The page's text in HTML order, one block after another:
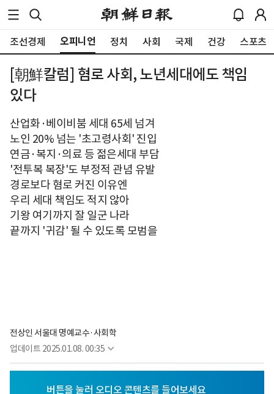
조선경제 오피니언 정치 사회 국제 건강 스포츠
[朝鮮칼럼] 혐로 사회, 노년세대에도 책임
있다
산업화·베이비붐 세대 65세 넘겨
노인 20% 넘는 '초고령사회' 진입
연금·복지·의료 등 젊은세대 부담
'전투복 복장'도 부정적 관념 유발
경로보다 혐로 커진 이유엔
우리 세대 책임도 적지 않아
기왕 여기까지 잘 일군 나라
끝까지 '귀감' 될 수 있도록 모범을
전상인 서울대 명예교수·사회학
업데이트 2025.01.08. 00:35